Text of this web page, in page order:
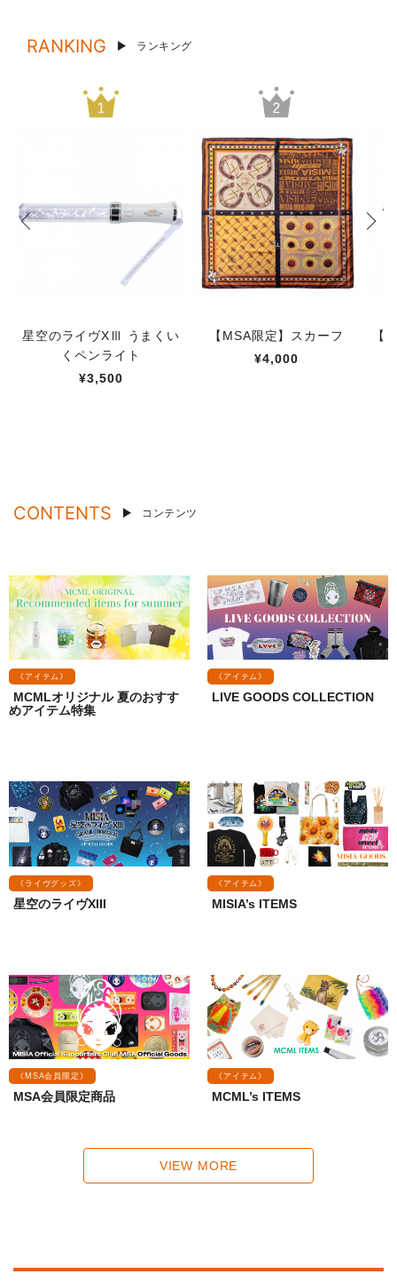
RANKING ランキング
星空のライヴXⅢ うまくい
くペンライト
¥3,500
【MSA限定】スカーフ
¥4,000
【
CONTENTS コンテンツ
《アイテム》
MCMLオリジナル 夏のおすす
めアイテム特集
《アイテム》
LIVE GOODS COLLECTION
《ライヴグッズ》
星空のライヴXIII
《アイテム》
MISIA’s ITEMS
《MSA会員限定》
MSA会員限定商品
《アイテム》
MCML’s ITEMS
VIEW MORE